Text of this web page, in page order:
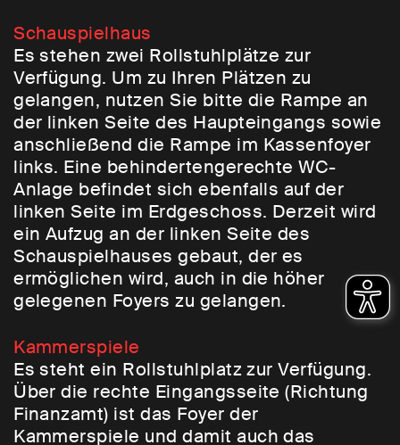
Schauspielhaus
Es stehen zwei Rollstuhlplätze zur
Verfügung. Um zu Ihren Plätzen zu
gelangen, nutzen Sie bitte die Rampe an
der linken Seite des Haupteingangs sowie
anschließend die Rampe im Kassenfoyer
links. Eine behindertengerechte WC-
Anlage befindet sich ebenfalls auf der
linken Seite im Erdgeschoss. Derzeit wird
ein Aufzug an der linken Seite des
Schauspielhauses gebaut, der es
ermöglichen wird, auch in die höher
gelegenen Foyers zu gelangen.
Kammerspiele
Es steht ein Rollstuhlplatz zur Verfügung.
Über die rechte Eingangsseite (Richtung
Finanzamt) ist das Foyer der
Kammerspiele und damit auch das